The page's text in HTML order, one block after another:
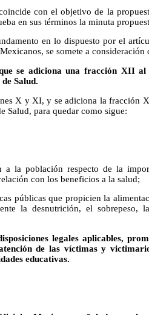
con el objetivo de la
en sus términos la minuta
en lo dispuesto por el
se somete a
se adiciona una fracción XII
Salud.
X y XI, y se adiciona la fracción
Salud, para quedar como sigue:
a la población respecto de la
con los beneficios a la salud;
públicas que propicien la
la desnutrición, el sobrepeso,
legales aplicables,
de las víctimas y
educativas.